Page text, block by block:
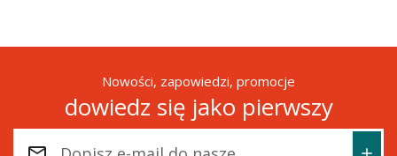
Nowości, zapowiedzi, promocje
dowiedz się jako pierwszy